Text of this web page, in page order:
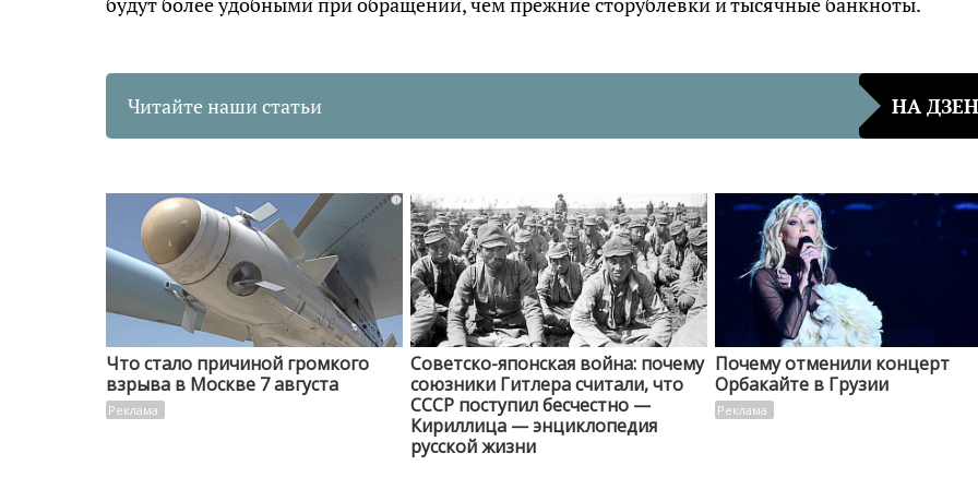
Читайте наши статьи НА ДЗЕН
i
Что стало причиной громкого
взрыва в Москве 7 августа
Советско-японская война: почему
союзники Гитлера считали, что
СССР поступил бесчестно —
Кириллица — энциклопедия
русской жизни
Почему отменили концерт
Орбакайте в Грузии